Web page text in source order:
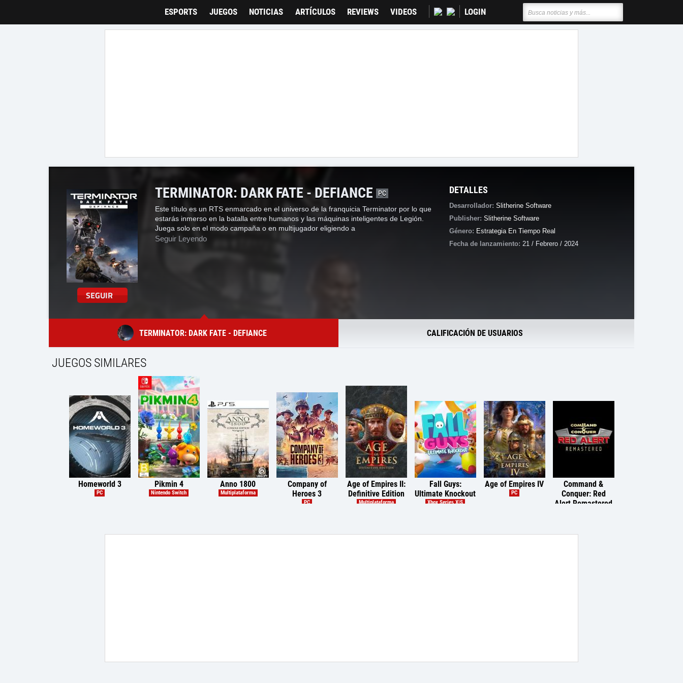
ESPORTS JUEGOS NOTICIAS ARTÍCULOS REVIEWS VIDEOS LOGIN
SEGUIR
TERMINATOR: DARK FATE - DEFIANCE
PC
Este título es un RTS enmarcado en el universo de la franquicia Terminator por lo que
estarás inmerso en la batalla entre humanos y las máquinas inteligentes de Legión.
Juega solo en el modo campaña o en multijugador eligiendo a
Seguir Leyendo
DETALLES
Desarrollador: Slitherine Software
Publisher: Slitherine Software
Género: Estrategia En Tiempo Real
Fecha de lanzamiento: 21 / Febrero / 2024
TERMINATOR: DARK FATE - DEFIANCE CALIFICACIÓN DE USUARIOS
JUEGOS SIMILARES
Homeworld 3
PC
Pikmin 4
Nintendo Switch
Anno 1800
Multiplataforma
Company of
Heroes 3
PC
Age of Empires II:
Definitive Edition
Multiplataforma
Fall Guys:
Ultimate Knockout
Xbox Series X|S
Age of Empires IV
PC
Command &
Conquer: Red
Alert Remastered